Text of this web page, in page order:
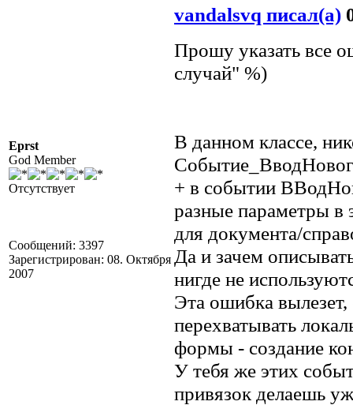
Eprst
God Member
Отсутствует
Сообщений: 3397
Зарегистрирован: 08. Октября
2007
vandalsvq писал(а)
Прошу указать все
случай" %)
В данном классе,
+ в событии
разные параметры в
для документа/
Да и зачем
нигде не
Эта ошибка вылезет,
перехватывать
формы - создание
У тебя же этих
привязок делаешь